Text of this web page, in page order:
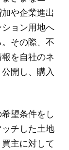
や企業進出
ョン用地へ
その際、不
を自社のネ
開し、購入
望条件をし
チした土地
主に対して